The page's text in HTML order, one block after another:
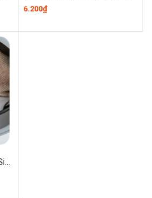
6.200₫
Bóng Giặt Quả Cầu Gai Vệ Sinh Máy Giặt Nhanh sạch Giảm nhăn A211- Loại To